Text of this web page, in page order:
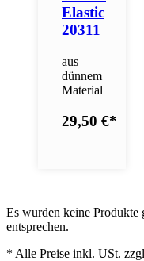
Elastic
20311
aus
dünnem
Material
29,50 €*
Es wurden keine
entsprechen.
* Alle Preise inkl. USt.